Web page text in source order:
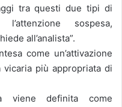
tra questi due tipi di
sospesa,
all’analista”.
come un’attivazione
più appropriata di
viene definita come